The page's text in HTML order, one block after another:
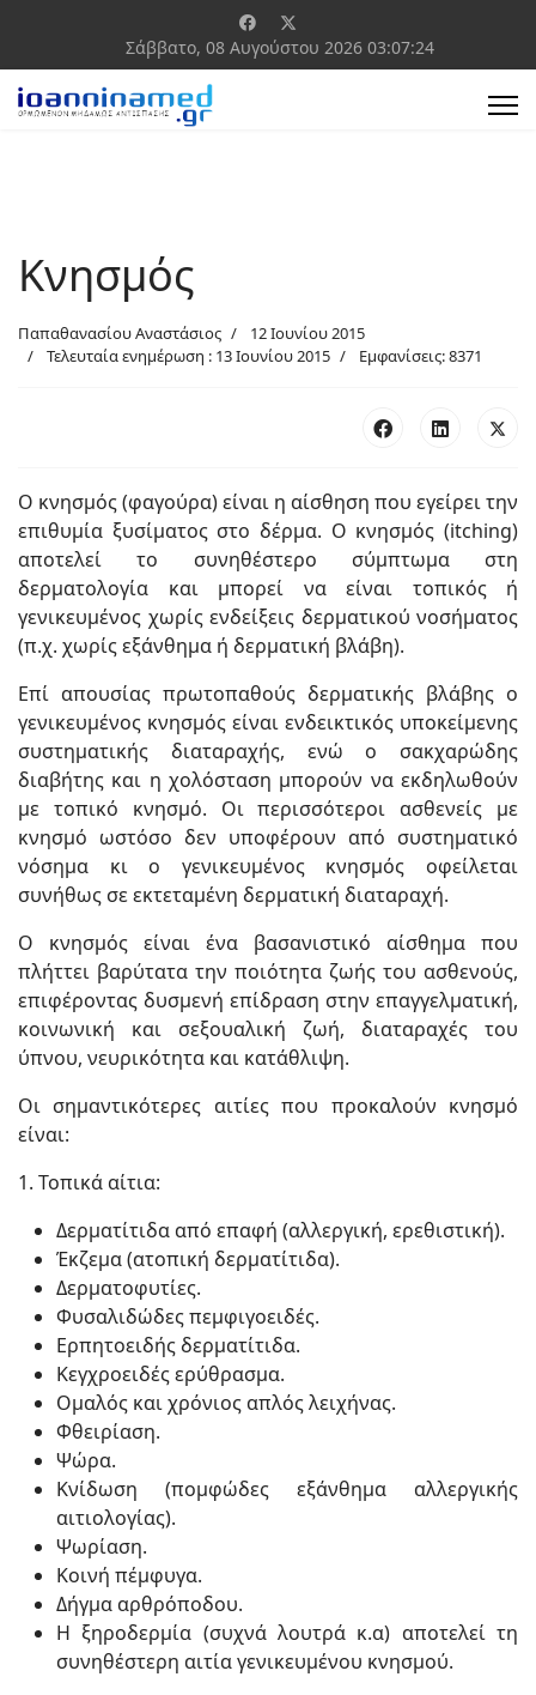
Σάββατο, 08 Αυγούστου 2026 03:07:24
Κνησμός
Παπαθανασίου Αναστάσιος
12 Ιουνίου 2015
Τελευταία ενημέρωση : 13 Ιουνίου 2015
Εμφανίσεις: 8371
Ο κνησμός (φαγούρα) είναι η αίσθηση που εγείρει την
επιθυμία ξυσίματος στο δέρμα. Ο κνησμός (itching)
αποτελεί το συνηθέστερο σύμπτωμα στη
δερματολογία και μπορεί να είναι τοπικός ή
γενικευμένος χωρίς ενδείξεις δερματικού νοσήματος
(π.χ. χωρίς εξάνθημα ή δερματική βλάβη).
Επί απουσίας πρωτοπαθούς δερματικής βλάβης ο
γενικευμένος κνησμός είναι ενδεικτικός υποκείμενης
συστηματικής διαταραχής, ενώ ο σακχαρώδης
διαβήτης και η χολόσταση μπορούν να εκδηλωθούν
με τοπικό κνησμό. Οι περισσότεροι ασθενείς με
κνησμό ωστόσο δεν υποφέρουν από συστηματικό
νόσημα κι ο γενικευμένος κνησμός οφείλεται
συνήθως σε εκτεταμένη δερματική διαταραχή.
Ο κνησμός είναι ένα βασανιστικό αίσθημα που
πλήττει βαρύτατα την ποιότητα ζωής του ασθενούς,
επιφέροντας δυσμενή επίδραση στην επαγγελματική,
κοινωνική και σεξουαλική ζωή, διαταραχές του
ύπνου, νευρικότητα και κατάθλιψη.
Οι σημαντικότερες αιτίες που προκαλούν κνησμό
είναι:
1. Τοπικά αίτια:
Δερματίτιδα από επαφή (αλλεργική, ερεθιστική).
Έκζεμα (ατοπική δερματίτιδα).
Δερματοφυτίες.
Φυσαλιδώδες πεμφιγοειδές.
Ερπητοειδής δερματίτιδα.
Κεγχροειδές ερύθρασμα.
Ομαλός και χρόνιος απλός λειχήνας.
Φθειρίαση.
Ψώρα.
Κνίδωση (πομφώδες εξάνθημα αλλεργικής
αιτιολογίας).
Ψωρίαση.
Κοινή πέμφυγα.
Δήγμα αρθρόποδου.
Η ξηροδερμία (συχνά λουτρά κ.α) αποτελεί τη
συνηθέστερη αιτία γενικευμένου κνησμού.